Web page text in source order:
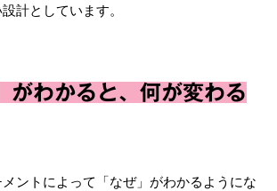
計としています。
がわかると、何が変わる
ントによって「なぜ」がわかるようにな